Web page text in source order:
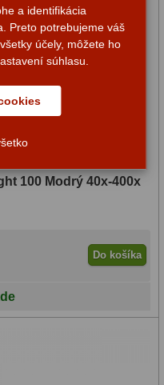
100 Modrý 40x-400x
Do košíka
a identifikácia
Preto potrebujeme váš
účely, môžete ho
súhlasu.